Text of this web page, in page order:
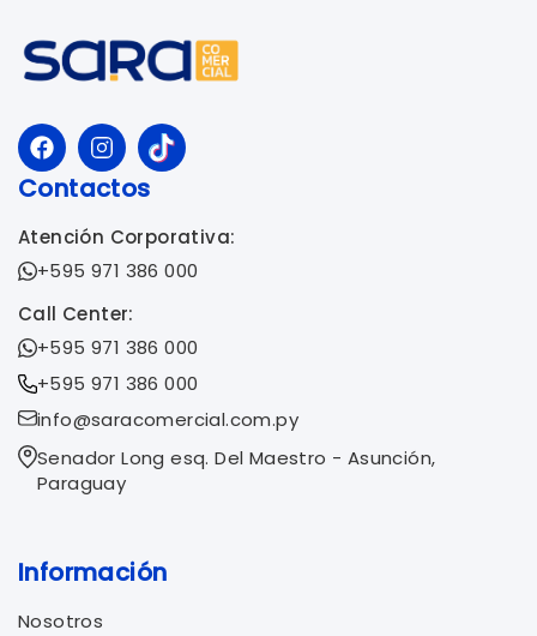
Contactos
Atención Corporativa:
+595 971 386 000
Call Center:
+595 971 386 000
+595 971 386 000
info@saracomercial.com.py
Senador Long esq. Del Maestro - Asunción,
Paraguay
Información
Nosotros